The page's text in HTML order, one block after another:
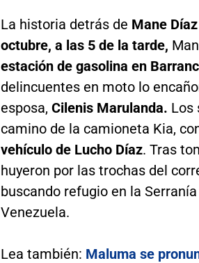
La historia detrás de Mane Díaz
octubre, a las 5 de la tarde,
estación de gasolina en
delincuentes en moto lo
esposa, Cilenis Marulanda. Los
camino de la camioneta Kia,
vehículo de Lucho Díaz. Tras
huyeron por las trochas del
buscando refugio en la
Venezuela.
Lea también: Maluma se